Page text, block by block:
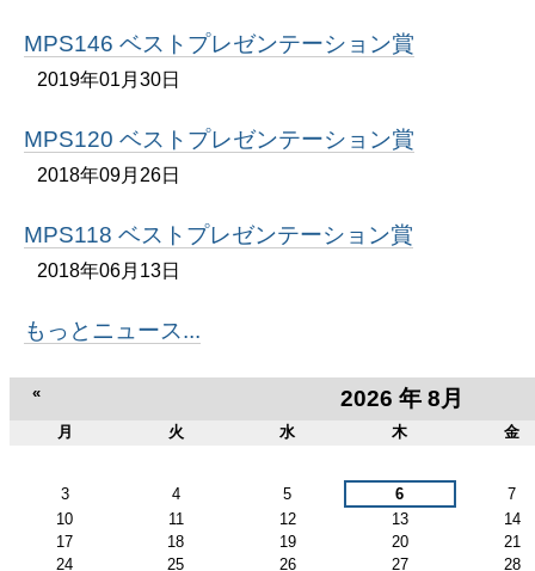
MPS146 ベストプレゼンテーション賞
2019年01月30日
MPS120 ベストプレゼンテーション賞
2018年09月26日
MPS118 ベストプレゼンテーション賞
2018年06月13日
もっとニュース...
« 2026 年 8月
月 火 水 木 金
3 4 5 6
7
10
11 12 13
14
17
18 19 20
21
24
25 26 27
28